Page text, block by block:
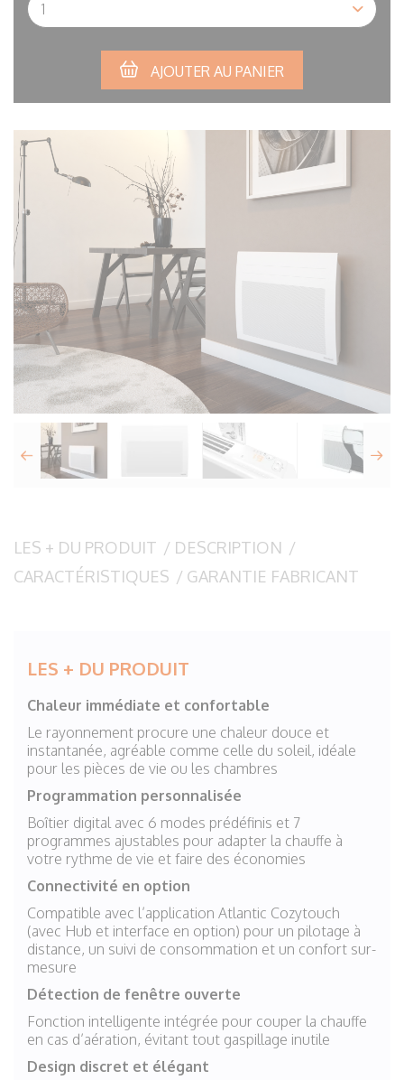
AJOUTER AU PANIER
LES + DU PRODUIT / DESCRIPTION /
CARACTÉRISTIQUES / GARANTIE FABRICANT
LES + DU PRODUIT
Chaleur immédiate et confortable
Le rayonnement procure une chaleur douce et
instantanée, agréable comme celle du soleil, idéale
pour les pièces de vie ou les chambres
Programmation personnalisée
Boîtier digital avec 6 modes prédéfinis et 7
programmes ajustables pour adapter la chauffe à
votre rythme de vie et faire des économies
Connectivité en option
Compatible avec l’application Atlantic Cozytouch
(avec Hub et interface en option) pour un pilotage à
distance, un suivi de consommation et un confort sur-
mesure
Détection de fenêtre ouverte
Fonction intelligente intégrée pour couper la chauffe
en cas d’aération, évitant tout gaspillage inutile
Design discret et élégant